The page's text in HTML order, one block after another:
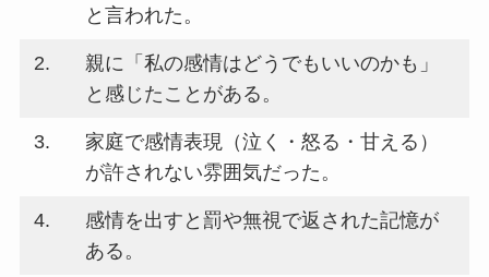
と言われた。
2.
親に「私の感情はどうでもいいのかも」
と感じたことがある。
3.
家庭で感情表現（泣く・怒る・甘える）
が許されない雰囲気だった。
4.
感情を出すと罰や無視で返された記憶が
ある。